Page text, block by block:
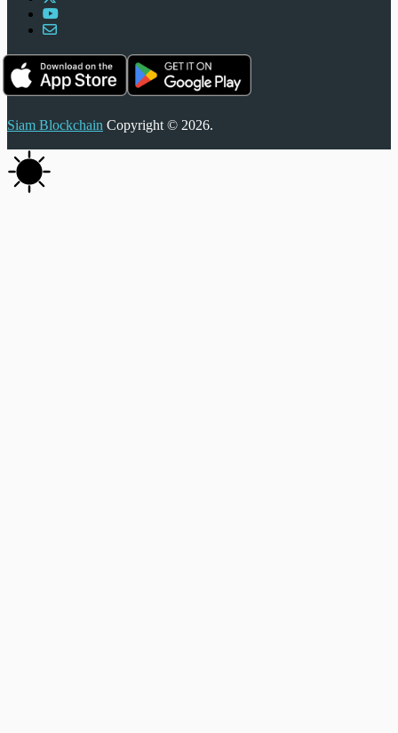
Siam Blockchain Copyright © 2026.